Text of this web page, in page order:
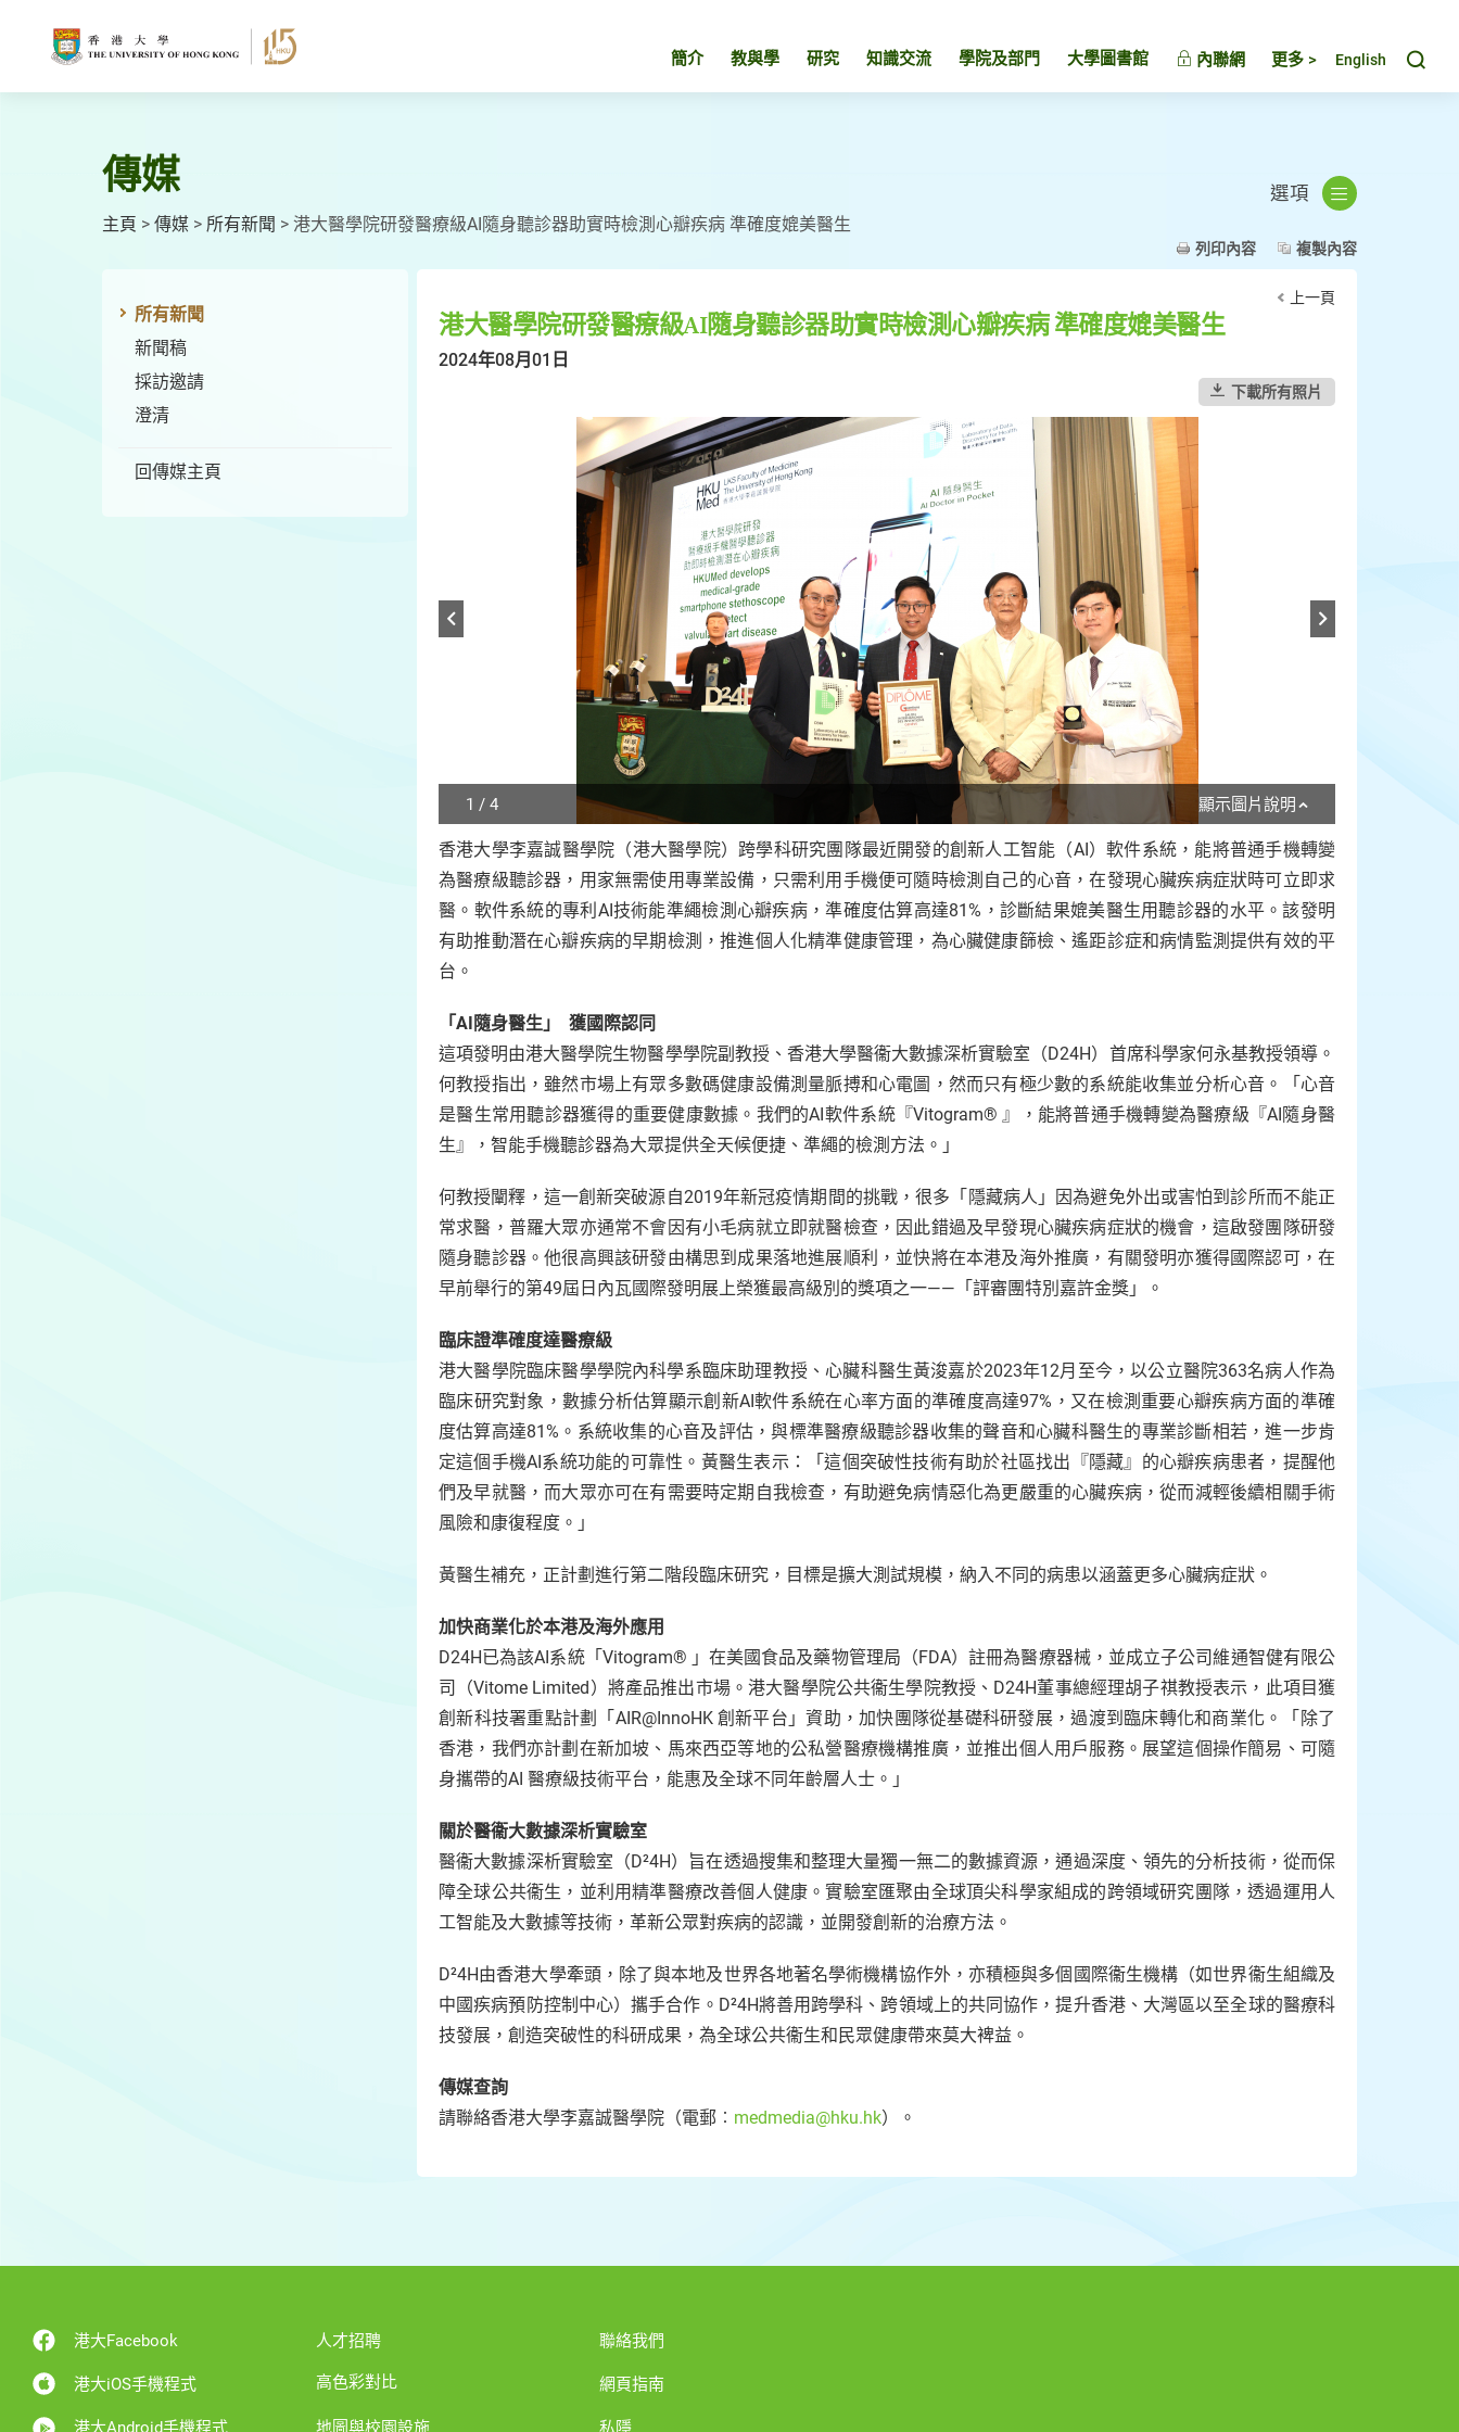
簡介 教與學 研究 知識交流 學院及部門 大學圖書館 內聯網 更多 > English
傳媒
主頁 > 傳媒 > 所有新聞 > 港大醫學院研發醫療級AI隨身聽診器助實時檢測心瓣疾病 準確度媲美醫生
選項
列印內容 複製內容
所有新聞
新聞稿
採訪邀請
澄清
回傳媒主頁
上一頁
港大醫學院研發醫療級AI隨身聽診器助實時檢測心瓣疾病 準確度媲美醫生
2024年08月01日
下載所有照片
1 / 4
Play
/
the
slider
顯示圖片說明
香港大學李嘉誠醫學院（港大醫學院）跨學科研究團隊最近開發的創新人工智能（AI）軟件系統，能將普通手機轉變
為醫療級聽診器，用家無需使用專業設備，只需利用手機便可隨時檢測自己的心音，在發現心臟疾病症狀時可立即求
醫。軟件系統的專利AI技術能準繩檢測心瓣疾病，準確度估算高達81%，診斷結果媲美醫生用聽診器的水平。該發明
有助推動潛在心瓣疾病的早期檢測，推進個人化精準健康管理，為心臟健康篩檢、遙距診症和病情監測提供有效的平
台。
「AI隨身醫生」 獲國際認同
這項發明由港大醫學院生物醫學學院副教授、香港大學醫衞大數據深析實驗室（D24H）首席科學家何永基教授領導。
何教授指出，雖然市場上有眾多數碼健康設備測量脈搏和心電圖，然而只有極少數的系統能收集並分析心音。「心音
是醫生常用聽診器獲得的重要健康數據。我們的AI軟件系統『Vitogram® 』，能將普通手機轉變為醫療級『AI隨身醫
生』，智能手機聽診器為大眾提供全天候便捷、準繩的檢測方法。」
何教授闡釋，這一創新突破源自2019年新冠疫情期間的挑戰，很多「隱藏病人」因為避免外出或害怕到診所而不能正
常求醫，普羅大眾亦通常不會因有小毛病就立即就醫檢查，因此錯過及早發現心臟疾病症狀的機會，這啟發團隊研發
隨身聽診器。他很高興該研發由構思到成果落地進展順利，並快將在本港及海外推廣，有關發明亦獲得國際認可，在
早前舉行的第49屆日內瓦國際發明展上榮獲最高級別的獎項之一——「評審團特別嘉許金獎」。
臨床證準確度達醫療級
港大醫學院臨床醫學學院內科學系臨床助理教授、心臟科醫生黃浚嘉於2023年12月至今，以公立醫院363名病人作為
臨床研究對象，數據分析估算顯示創新AI軟件系統在心率方面的準確度高達97%，又在檢測重要心瓣疾病方面的準確
度估算高達81%。系統收集的心音及評估，與標準醫療級聽診器收集的聲音和心臟科醫生的專業診斷相若，進一步肯
定這個手機AI系統功能的可靠性。黃醫生表示：「這個突破性技術有助於社區找出『隱藏』的心瓣疾病患者，提醒他
們及早就醫，而大眾亦可在有需要時定期自我檢查，有助避免病情惡化為更嚴重的心臟疾病，從而減輕後續相關手術
風險和康復程度。」
黃醫生補充，正計劃進行第二階段臨床研究，目標是擴大測試規模，納入不同的病患以涵蓋更多心臟病症狀。
加快商業化於本港及海外應用
D24H已為該AI系統「Vitogram® 」在美國食品及藥物管理局（FDA）註冊為醫療器械，並成立子公司維通智健有限公
司（Vitome Limited）將產品推出市場。港大醫學院公共衞生學院教授、D24H董事總經理胡子祺教授表示，此項目獲
創新科技署重點計劃「AIR@InnoHK 創新平台」資助，加快團隊從基礎科研發展，過渡到臨床轉化和商業化。「除了
香港，我們亦計劃在新加坡、馬來西亞等地的公私營醫療機構推廣，並推出個人用戶服務。展望這個操作簡易、可隨
身攜帶的AI 醫療級技術平台，能惠及全球不同年齡層人士。」
關於醫衞大數據深析實驗室
醫衞大數據深析實驗室（D²4H）旨在透過搜集和整理大量獨一無二的數據資源，通過深度、領先的分析技術，從而保
障全球公共衞生，並利用精準醫療改善個人健康。實驗室匯聚由全球頂尖科學家組成的跨領域研究團隊，透過運用人
工智能及大數據等技術，革新公眾對疾病的認識，並開發創新的治療方法。
D²4H由香港大學牽頭，除了與本地及世界各地著名學術機構協作外，亦積極與多個國際衞生機構（如世界衞生組織及
中國疾病預防控制中心）攜手合作。D²4H將善用跨學科、跨領域上的共同協作，提升香港、大灣區以至全球的醫療科
技發展，創造突破性的科研成果，為全球公共衞生和民眾健康帶來莫大裨益。
傳媒查詢
請聯絡香港大學李嘉誠醫學院（電郵︰ medmedia@hku.hk）。
港大Facebook
港大iOS手機程式
港大Android手機程式
人才招聘
高色彩對比
地圖與校園設施
聯絡我們
網頁指南
私隱